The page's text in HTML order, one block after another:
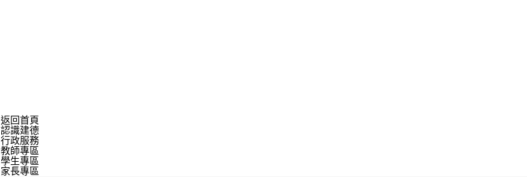
返回首頁
認識建德
行政服務
教師專區
學生專區
家長專區